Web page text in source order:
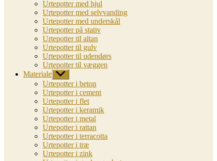
Urtepotter med hjul
Urtepotter med selvvanding
Urtepotter med underskål
Urtepotter på stativ
Urtepotter til altan
Urtepotter til gulv
Urtepotter til udendørs
Urtepotter til væggen
Materiale Vis
undermenu
Urtepotter i beton
Urtepotter i cement
Urtepotter i flet
Urtepotter i keramik
Urtepotter i metal
Urtepotter i rattan
Urtepotter i terracotta
Urtepotter i træ
Urtepotter i zink